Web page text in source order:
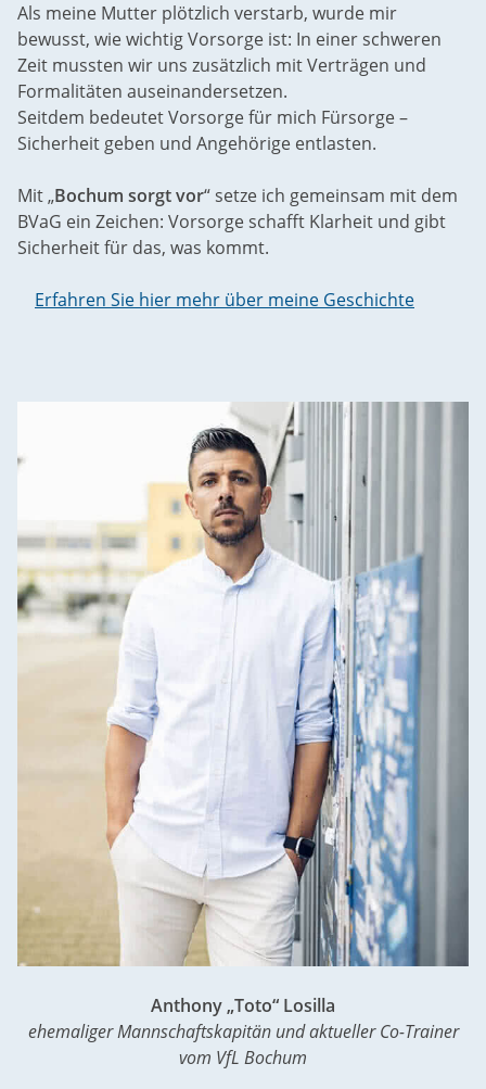
Als meine Mutter plötzlich verstarb, wurde mir
bewusst, wie wichtig Vorsorge ist: In einer schweren
Zeit mussten wir uns zusätzlich mit Verträgen und
Formalitäten auseinandersetzen.
Seitdem bedeutet Vorsorge für mich Fürsorge –
Sicherheit geben und Angehörige entlasten.
Mit „Bochum sorgt vor“ setze ich gemeinsam mit dem
BVaG ein Zeichen: Vorsorge schafft Klarheit und gibt
Sicherheit für das, was kommt.
Erfahren Sie hier mehr über meine Geschichte
Anthony „Toto“ Losilla
ehemaliger Mannschaftskapitän und aktueller Co-Trainer
vom VfL Bochum